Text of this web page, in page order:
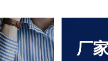
厂